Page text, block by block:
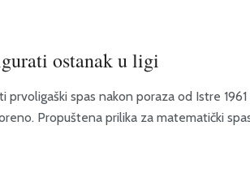
ostanak u ligi
spas nakon poraza od Istre
Propuštena prilika za matematički